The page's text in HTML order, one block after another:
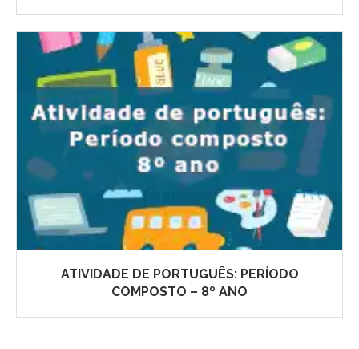
ATIVIDADE DE PORTUGUÊS: PERÍODO
COMPOSTO – 8º ANO